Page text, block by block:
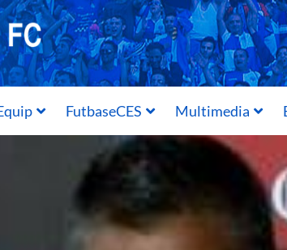
FutbaseCES Multimedia